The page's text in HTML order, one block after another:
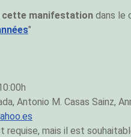
cette manifestation dans le
"
Antonio M. Casas Sainz,
requise, mais il est